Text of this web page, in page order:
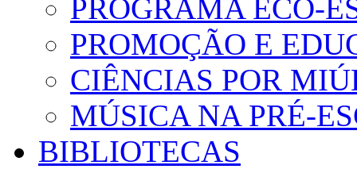
PROGRAMA ECO-
PROMOÇÃO E
CIÊNCIAS POR
MÚSICA NA PRÉ-
BIBLIOTECAS